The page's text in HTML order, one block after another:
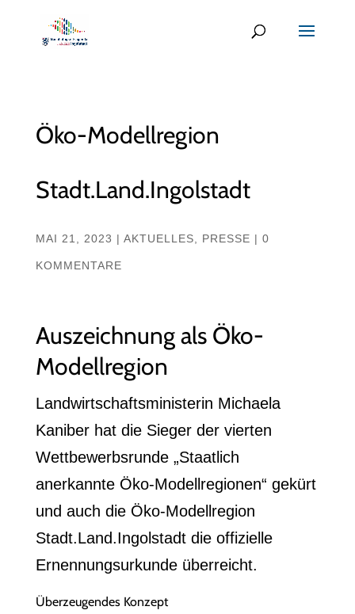
Öko-Modellregion
Stadt.Land.Ingolstadt
MAI 21, 2023 | AKTUELLES PRESSE | 0
KOMMENTARE
Auszeichnung als Öko-
Modellregion
Landwirtschaftsministerin Michaela
Kaniber hat die Sieger der vierten
Wettbewerbsrunde „Staatlich
anerkannte Öko-Modellregionen“ gekürt
und auch die Öko-Modellregion
Stadt.Land.Ingolstadt die offizielle
Ernennungsurkunde überreicht.
Überzeugendes Konzept